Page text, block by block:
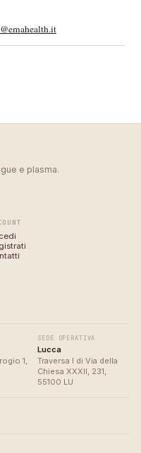
e plasma.
1,
SEDE OPERATIVA
Lucca
Traversa I di Via della
Chiesa XXXII, 231,
55100 LU